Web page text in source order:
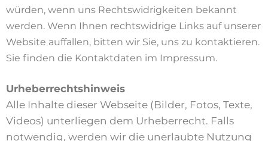
würden, wenn uns Rechtswidrigkeiten bekannt
werden. Wenn Ihnen rechtswidrige Links auf unserer
Website auffallen, bitten wir Sie, uns zu kontaktieren.
Sie finden die Kontaktdaten im Impressum.
Urheberrechtshinweis
Alle Inhalte dieser Webseite (Bilder, Fotos, Texte,
Videos) unterliegen dem Urheberrecht. Falls
notwendig, werden wir die unerlaubte Nutzung